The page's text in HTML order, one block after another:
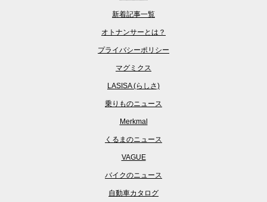
新着記事一覧
オトナンサーとは？
プライバシーポリシー
マグミクス
LASISA (らしさ)
乗りものニュース
Merkmal
くるまのニュース
VAGUE
バイクのニュース
自動車カタログ